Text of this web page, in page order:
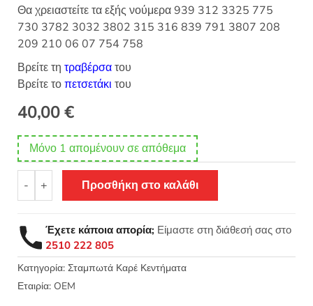
Θα χρειαστείτε τα εξής νούμερα 939 312 3325 775
730 3782 3032 3802 315 316 839 791 3807 208
209 210 06 07 754 758
Βρείτε τη τραβέρσατου
Βρείτε τοπετσετάκι του
40,00€
Μόνο 1 απομένουν σε απόθεμα
-
Σταμπωτό
κέντημα
Στεφάνι
λουλούδια
90x90
Κνωσός
-
+ Προσθήκη στο καλάθι
Έχετε κάποια απορία; Είμαστε στη διάθεσή σας στο
2510 222 805
Κατηγορία: Σταμπωτά Καρέ Κεντήματα
Εταιρία: OEM